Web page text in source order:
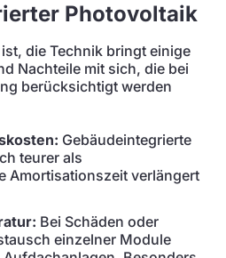
Photovoltaik
die Technik bringt einige
Nachteile mit sich, die bei
berücksichtigt werden
Gebäudeintegrierte
teurer als
Amortisationszeit verlängert
Bei Schäden oder
einzelner Module